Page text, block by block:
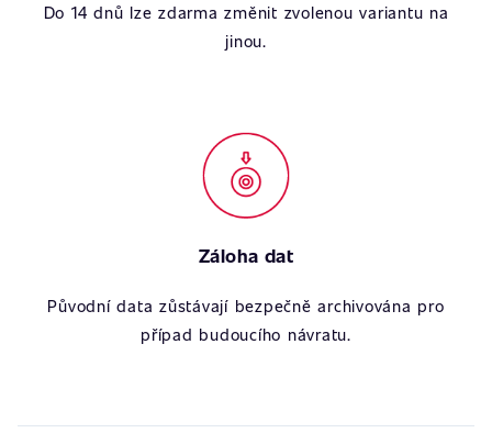
Do 14 dnů lze zdarma změnit zvolenou variantu na
jinou.
Záloha dat
Původní data zůstávají bezpečně archivována pro
případ budoucího návratu.